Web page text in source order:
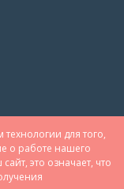
для того,
о работе нашего
это означает, что